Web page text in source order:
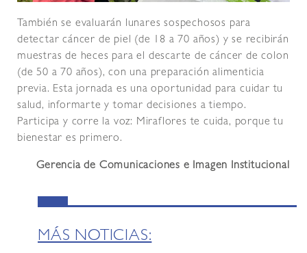
También se evaluarán lunares sospechosos para
detectar cáncer de piel (de 18 a 70 años) y se recibirán
muestras de heces para el descarte de cáncer de colon
(de 50 a 70 años), con una preparación alimenticia
previa. Esta jornada es una oportunidad para cuidar tu
salud, informarte y tomar decisiones a tiempo.
Participa y corre la voz: Miraflores te cuida, porque tu
bienestar es primero.
Gerencia de Comunicaciones e Imagen Institucional
MÁS NOTICIAS: